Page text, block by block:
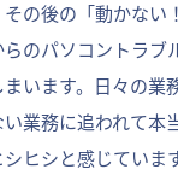
の後の「動かない
のパソコントラブ
います。日々の業
業務に追われて本
ヒシと感じています